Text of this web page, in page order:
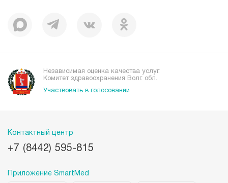
Независимая оценка качества услуг.
Комитет здравоохранения Волг. обл.
Участвовать в голосовании
Контактный центр
+7 (8442) 595-815
Приложение SmartMed